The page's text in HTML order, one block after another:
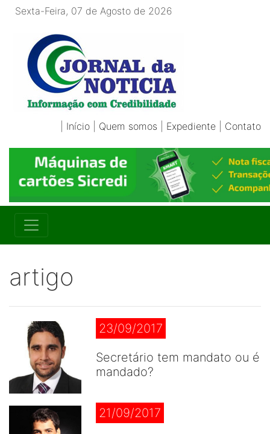
Sexta-Feira, 07 de Agosto de 2026
Início Quem somos Expediente Contato
artigo
23/09/2017
Secretário tem mandato ou é
mandado?
21/09/2017